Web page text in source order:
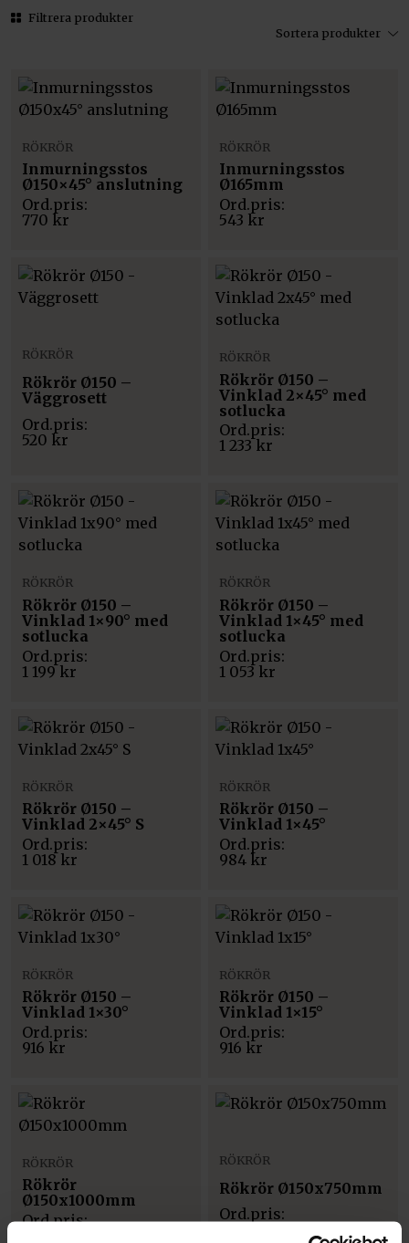
Filtrera produkter
Sortera produkter
RÖKRÖR
Inmurningsstos
Ø150×45° anslutning
770 kr
RÖKRÖR
Inmurningsstos
Ø165mm
543 kr
RÖKRÖR
Rökrör Ø150 –
Väggrosett
520 kr
RÖKRÖR
Rökrör Ø150 –
Vinklad 2×45° med
sotlucka
1 233 kr
RÖKRÖR
Rökrör Ø150 –
Vinklad 1×90° med
sotlucka
1 199kr
RÖKRÖR
Rökrör Ø150 –
Vinklad 1×45° med
sotlucka
1 053 kr
RÖKRÖR
Rökrör Ø150 –
Vinklad 2×45° S
1 018kr
RÖKRÖR
Rökrör Ø150 –
Vinklad 1×45°
984 kr
RÖKRÖR
Rökrör Ø150 –
Vinklad 1×30°
916 kr
RÖKRÖR
Rökrör Ø150 –
Vinklad 1×15°
916 kr
RÖKRÖR
Rökrör
Ø150x1000mm
RÖKRÖR
Rökrör Ø150x750mm